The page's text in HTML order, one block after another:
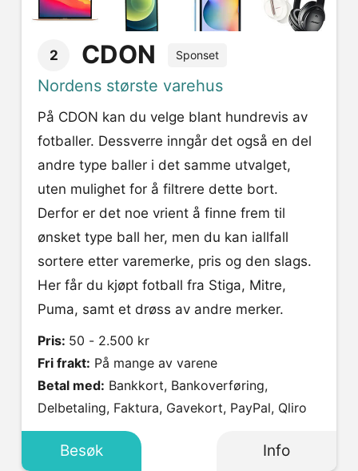
2 CDON Sponset
Nordens største varehus
På CDON kan du velge blant hundrevis av
fotballer. Dessverre inngår det også en del
andre type baller i det samme utvalget,
uten mulighet for å filtrere dette bort.
Derfor er det noe vrient å finne frem til
ønsket type ball her, men du kan iallfall
sortere etter varemerke, pris og den slags.
Her får du kjøpt fotball fra Stiga, Mitre,
Puma, samt et drøss av andre merker.
Pris: 50 - 2.500 kr
Fri frakt: På mange av varene
Betal med:
Delbetaling, Faktura, Gavekort, PayPal, Qliro
Besøk Info